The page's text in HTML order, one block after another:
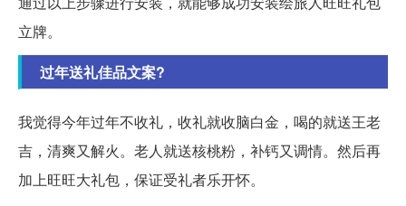
立牌。
过年送礼佳品文案?
我觉得今年过年不收礼，收礼就收脑白金，喝的就送王老
吉，清爽又解火。老人就送核桃粉，补钙又调情。然后再
加上旺旺大礼包，保证受礼者乐开怀。